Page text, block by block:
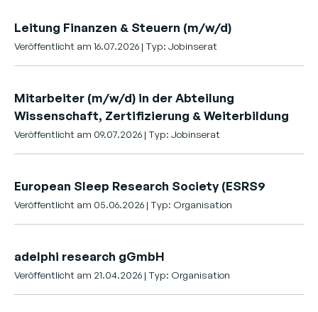
Leitung Finanzen & Steuern (m/w/d)
Veröffentlicht am 16.07.2026 | Typ: Jobinserat
Mitarbeiter (m/w/d) in der Abteilung
Wissenschaft, Zertifizierung & Weiterbildung
Veröffentlicht am 09.07.2026 | Typ: Jobinserat
European Sleep Research Society (ESRS9
Veröffentlicht am 05.06.2026 | Typ: Organisation
adelphi research gGmbH
Veröffentlicht am 21.04.2026 | Typ: Organisation